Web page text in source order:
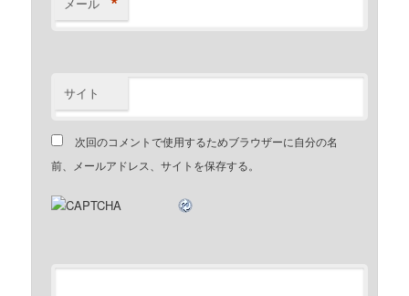
サイト
次回のコメントで使用するためブラウザーに自分の名
前、メールアドレス、サイトを保存する。